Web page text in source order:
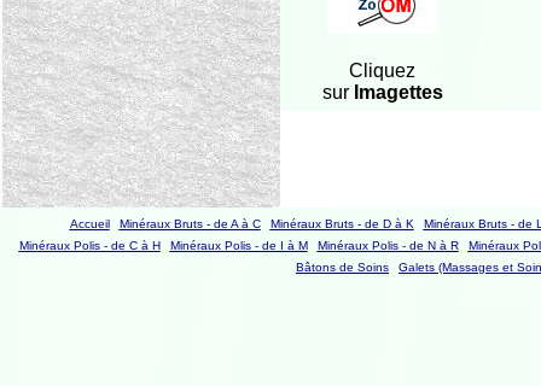
Cliquez
surImagettes
Accueil Minéraux Bruts - de A à C Minéraux Bruts - de D à K
Minéraux Bruts - de
Minéraux Polis - de C à H
Minéraux Polis - de I à M Minéraux Polis - de N à R
Minéraux
Bâtons de Soins
Galets (Massages et